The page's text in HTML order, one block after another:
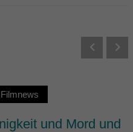
und Mord und